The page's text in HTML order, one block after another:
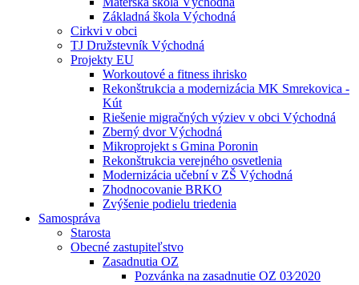
Základná škola Východná
Cirkvi v obci
TJ Družstevník Východná
Projekty EU
Workoutové a fitness ihrisko
Rekonštrukcia a modernizácia MK Smrekovica -
Kút
Riešenie migračných výziev v obci Východná
Zberný dvor Východná
Mikroprojekt s Gmina Poronin
Rekonštrukcia verejného osvetlenia
Modernizácia učební v ZŠ Východná
Zhodnocovanie BRKO
Zvýšenie podielu triedenia
Samospráva
Starosta
Obecné zastupiteľstvo
Zasadnutia OZ
Pozvánka na zasadnutie OZ 03⁄2020